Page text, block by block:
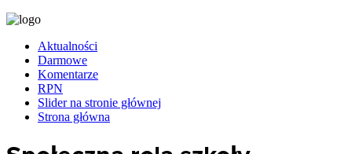
Aktualności
Darmowe
Komentarze
RPN
Slider na stronie głównej
Strona główna